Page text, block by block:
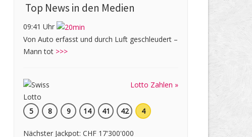
Top News in den Medien
09:41 Uhr
Von Auto erfasst und durch Luft geschleudert –
Mann tot >>>
Lotto Zahlen »
5 8 9 14 41 42 4
Nächster Jackpot: CHF 17'300'000